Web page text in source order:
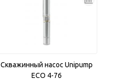
Скважинный насос Unipump
ECO 4-76